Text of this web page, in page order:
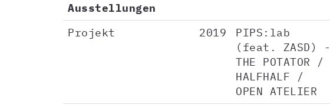
Ausstellungen
Projekt
2019
PIPS:lab
(feat. ZASD) -
THE POTATOR /
HALFHALF /
OPEN ATELIER